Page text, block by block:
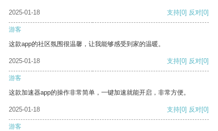
2025-01-18 支持[0] 反对[0]
游客
这款app的社区氛围很温馨，让我能够感受到家的温暖。
2025-01-18 支持[0] 反对[0]
游客
这款加速器app的操作非常简单，一键加速就能开启，非常方便。
2025-01-18 支持[0] 反对[0]
游客